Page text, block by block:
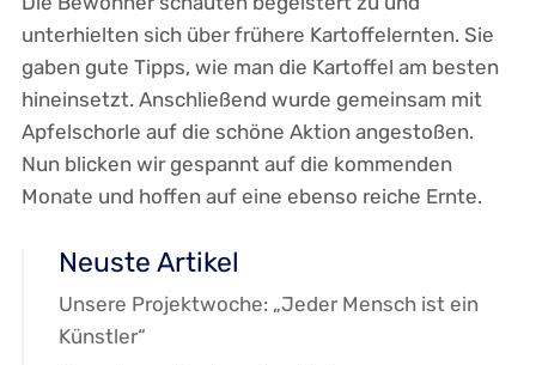
unterhielten sich über frühere Kartoffelernten. Sie
gaben gute Tipps, wie man die Kartoffel am besten
hineinsetzt. Anschließend wurde gemeinsam mit
Apfelschorle auf die schöne Aktion angestoßen.
Nun blicken wir gespannt auf die kommenden
Monate und hoffen auf eine ebenso reiche Ernte.
Neuste Artikel
Unsere Projektwoche: „Jeder Mensch ist ein
Künstler“